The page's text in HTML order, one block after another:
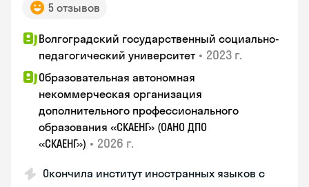
5 отзывов
Волгоградский государственный социально-
педагогический университет • 2023 г.
Образовательная автономная
некоммерческая организация
дополнительного профессионального
образования «СКАЕНГ» (ОАНО ДПО
«СКАЕНГ») • 2026 г.
Окончила институт иностранных языков с